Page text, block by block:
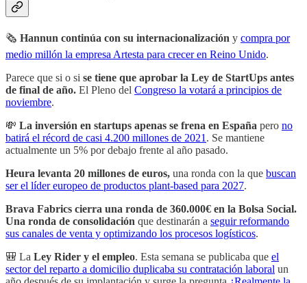
🗞 Hannun continúa con su internacionalización y compra por
medio millón la empresa Artesta para crecer en Reino Unido.
Parece que si o si se tiene que aprobar la Ley de StartUps antes
de final de año. El Pleno del Congreso la votará a principios de
noviembre.
💸 La inversión en startups apenas se frena en España pero no
batirá el récord de casi 4.200 millones de 2021 . Se mantiene
actualmente un 5% por debajo frente al año pasado.
Heura levanta 20 millones de euros, una ronda con la que buscan
ser el líder europeo de productos plant-based para 2027.
Brava Fabrics cierra una ronda de 360.000€ en la Bolsa Social.
Una ronda de consolidación que destinarán a seguir reformando
sus canales de venta y optimizando los procesos logísticos.
🎒 La Ley Rider y el empleo. Esta semana se publicaba que el
sector del reparto a domicilio duplicaba su contratación laboral un